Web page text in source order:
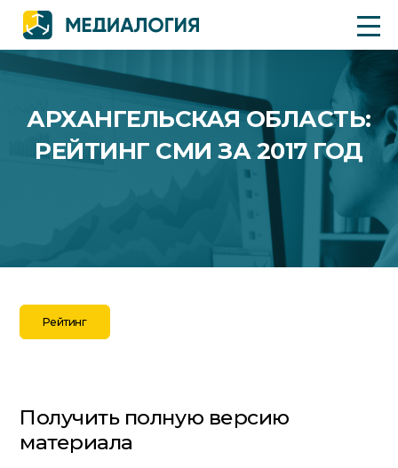
АРХАНГЕЛЬСКАЯ ОБЛАСТЬ:
РЕЙТИНГ СМИ ЗА 2017 ГОД
Рейтинг
Получить полную версию
материала